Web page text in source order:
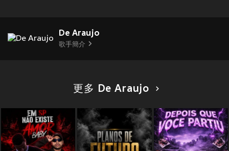
De Araujo
歌手簡介
更多 De Araujo